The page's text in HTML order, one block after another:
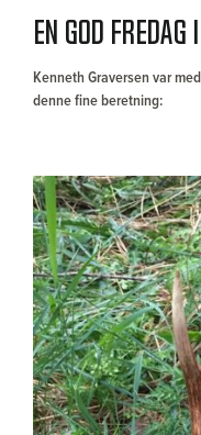
En god fredag
Kenneth Graversen var
os denne fine beretning: